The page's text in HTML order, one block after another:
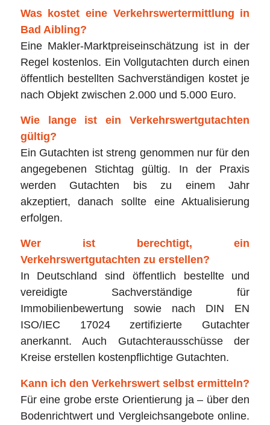
Was kostet eine Verkehrswertermittlung in
Bad Aibling?
Eine Makler-Marktpreiseinschätzung ist in der
Regel kostenlos. Ein Vollgutachten durch einen
öffentlich bestellten Sachverständigen kostet je
nach Objekt zwischen 2.000 und 5.000 Euro.
Wie lange ist ein Verkehrswertgutachten
gültig?
Ein Gutachten ist streng genommen nur für den
angegebenen Stichtag gültig. In der Praxis
werden Gutachten bis zu einem Jahr
akzeptiert, danach sollte eine Aktualisierung
erfolgen.
Wer ist berechtigt, ein
Verkehrswertgutachten zu erstellen?
In Deutschland sind öffentlich bestellte und
vereidigte Sachverständige für
Immobilienbewertung sowie nach DIN EN
ISO/IEC 17024 zertifizierte Gutachter
anerkannt. Auch Gutachterausschüsse der
Kreise erstellen kostenpflichtige Gutachten.
Kann ich den Verkehrswert selbst ermitteln?
Für eine grobe erste Orientierung ja – über den
Bodenrichtwert und Vergleichsangebote online.